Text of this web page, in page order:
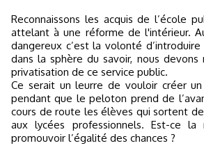
Reconnaissons les acquis de l’école
attelant à une réforme de l'intérieur.
dangereux c’est la volonté
dans la sphère du savoir, nous
privatisation de ce service public.
Ce serait un leurre de vouloir créer un
pendant que le peloton prend de
cours de route les élèves qui sortent
aux lycées professionnels. Est-ce
promouvoir l’égalité des chances ?